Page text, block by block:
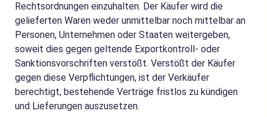
Rechtsordnungen einzuhalten. Der Käufer wird die
gelieferten Waren weder unmittelbar noch mittelbar an
Personen, Unternehmen oder Staaten weitergeben,
soweit dies gegen geltende Exportkontroll- oder
Sanktionsvorschriften verstößt. Verstößt der Käufer
gegen diese Verpflichtungen, ist der Verkäufer
berechtigt, bestehende Verträge fristlos zu kündigen
und Lieferungen auszusetzen.